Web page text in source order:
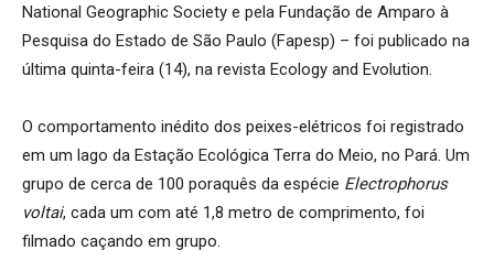
National Geographic Society e pela Fundação de Amparo à
Pesquisa do Estado de São Paulo (Fapesp) – foi publicado na
última quinta-feira (14), na revista Ecology and Evolution.
O comportamento inédito dos peixes-elétricos foi registrado
em um lago da Estação Ecológica Terra do Meio, no Pará. Um
grupo de cerca de 100 poraquês da espécie Electrophorus
voltai, cada um com até 1,8 metro de comprimento, foi
filmado caçando em grupo.